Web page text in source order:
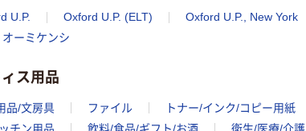
U.P. Oxford U.P. (ELT) Oxford U.P., New York
オーミケンシ
ス用品
品/文房具 ファイル トナー/インク/コピー用紙